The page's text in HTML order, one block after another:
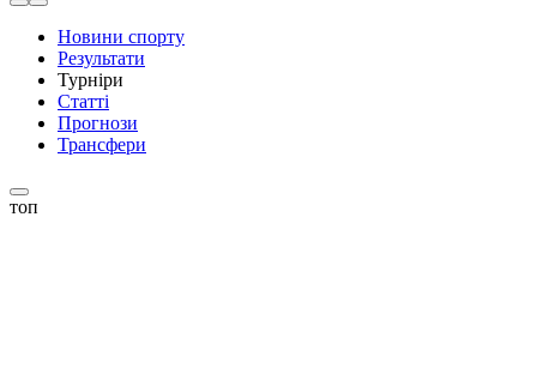
Новини спорту
Результати
Турніри
Статті
Прогнози
Трансфери
топ